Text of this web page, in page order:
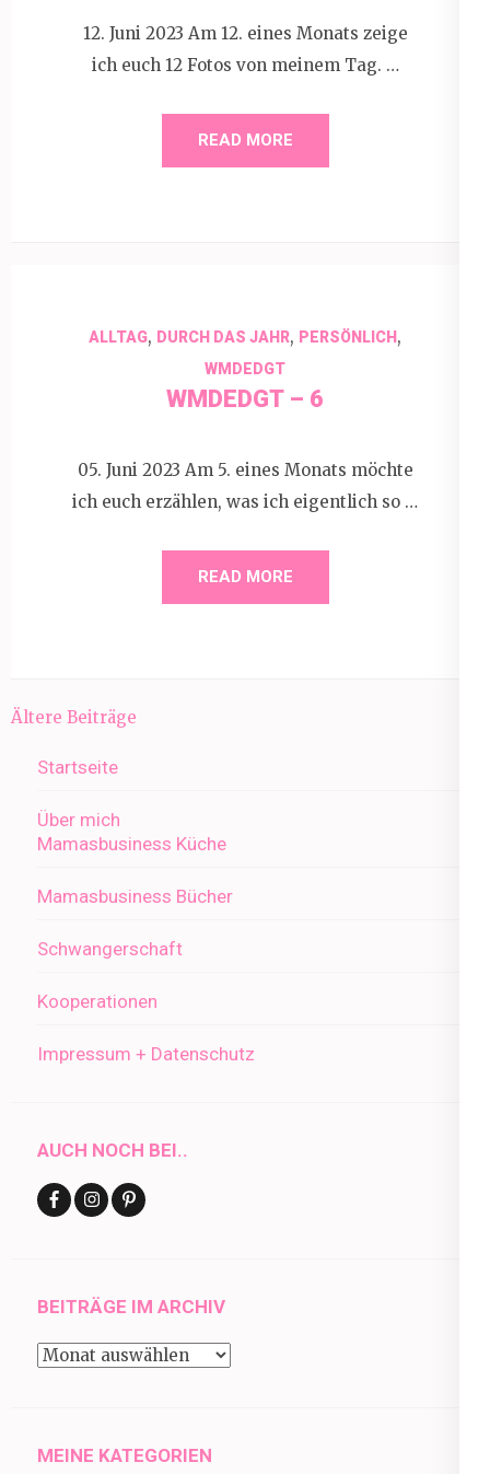
12. Juni 2023 Am 12. eines Monats zeige
ich euch 12 Fotos von meinem Tag. …
READ MORE
ALLTAG, DURCH DAS JAHR, PERSÖNLICH,
WMDEDGT
WMDEDGT – 6
05. Juni 2023 Am 5. eines Monats möchte
ich euch erzählen, was ich eigentlich so …
READ MORE
Beitragsnavigation
Ältere Beiträge
Startseite
Über mich
Mamasbusiness Küche
Mamasbusiness Bücher
Schwangerschaft
Kooperationen
Impressum + Datenschutz
AUCH NOCH BEI..
BEITRÄGE IM ARCHIV
Beiträge
MEINE KATEGORIEN